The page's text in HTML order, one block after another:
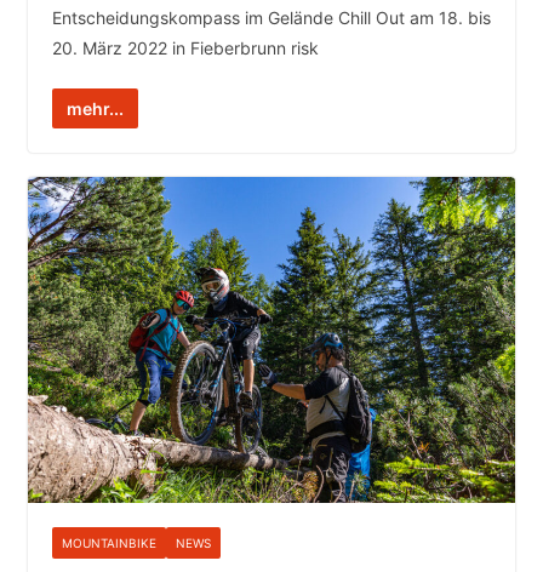
Entscheidungskompass im Gelände Chill Out am 18. bis
20. März 2022 in Fieberbrunn risk
mehr...
MOUNTAINBIKE NEWS